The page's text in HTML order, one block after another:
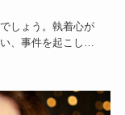
しょう。執着心が
、事件を起こして